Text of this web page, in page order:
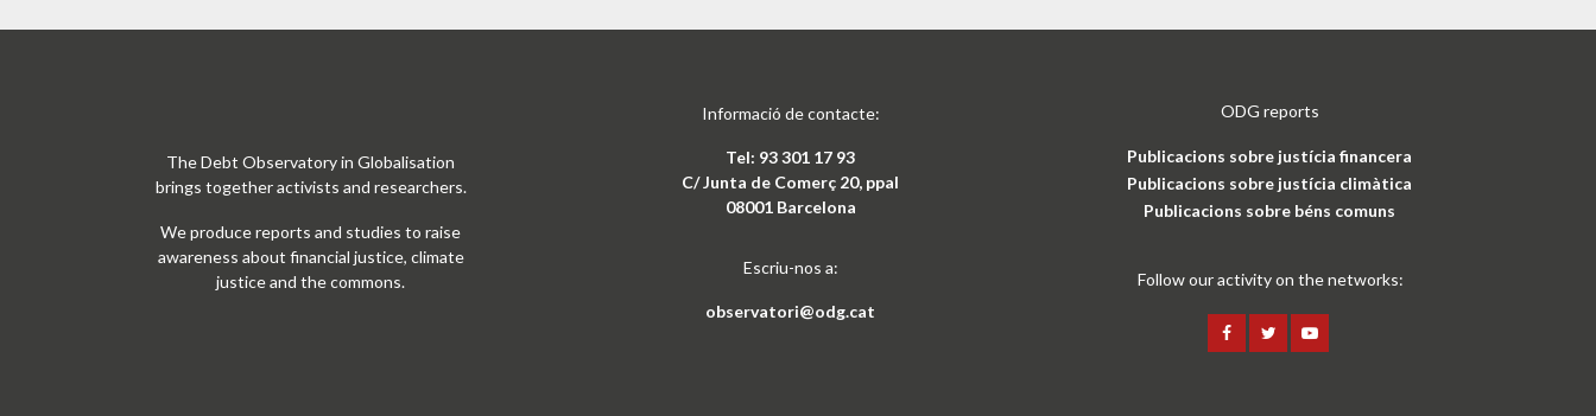
The Debt Observatory in Globalisation
brings together activists and researchers.
We produce reports and studies to raise
awareness about financial justice, climate
justice and the commons.
Informació de contacte:
Tel: 93 301 17 93
C/ Junta de Comerç 20, ppal
08001 Barcelona
Escriu-nos a:
observatori@odg.cat
ODG reports
Publicacions sobre justícia financera
Publicacions sobre justícia climàtica
Publicacions sobre béns comuns
Follow our activity on the networks: